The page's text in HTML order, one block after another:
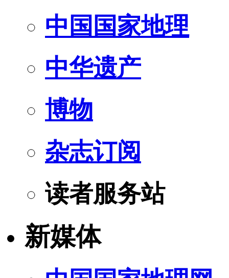
中国国家地理
中华遗产
博物
杂志订阅
读者服务站
新媒体